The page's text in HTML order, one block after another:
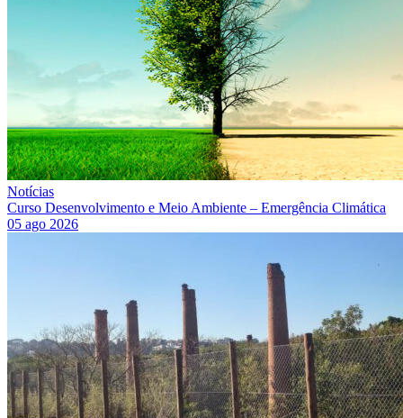
Notícias
Curso Desenvolvimento e Meio Ambiente – Emergência Climática
05 ago 2026